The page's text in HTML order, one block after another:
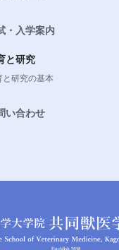
・入学案内
と研究
と研究の基本
い合わせ